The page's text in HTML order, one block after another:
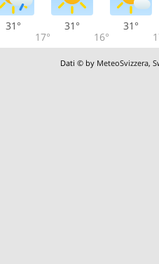
31°
17°
31°
16°
31°
Dati © by MeteoSvizzera,